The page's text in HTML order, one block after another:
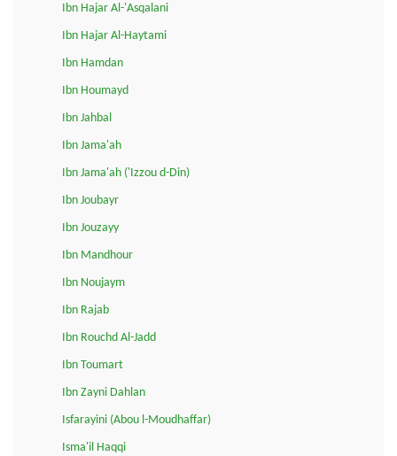
Ibn Hajar Al-'Asqalani
Ibn Hajar Al-Haytami
Ibn Hamdan
Ibn Houmayd
Ibn Jahbal
Ibn Jama'ah
Ibn Jama'ah ('Izzou d-Din)
Ibn Joubayr
Ibn Jouzayy
Ibn Mandhour
Ibn Noujaym
Ibn Rajab
Ibn Rouchd Al-Jadd
Ibn Toumart
Ibn Zayni Dahlan
Isfarayini (Abou l-Moudhaffar)
Isma'il Haqqi